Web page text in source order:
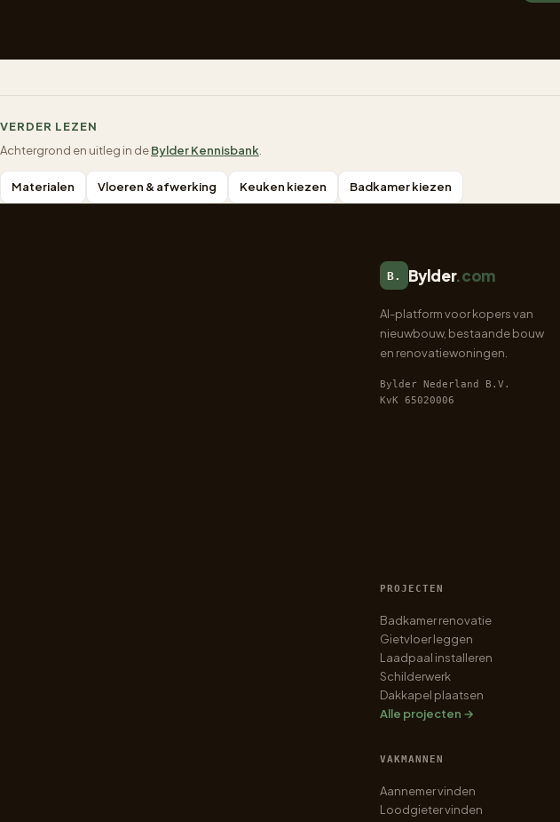
VERDER LEZEN
Achtergrond en uitleg in deBylder Kennisbank
Materialen Vloeren & afwerking Keuken kiezen Badkamer kiezen
B. Bylder.com
AI-platform voor kopers van
nieuwbouw, bestaande bouw
en renovatiewoningen.
Bylder Nederland B.V.
KvK 65020006
PROJECTEN
Badkamer renovatie
Gietvloer leggen
Laadpaal installeren
Schilderwerk
Dakkapel plaatsen
Alle projecten →
VAKMANNEN
Aannemer vinden
Loodgieter vinden